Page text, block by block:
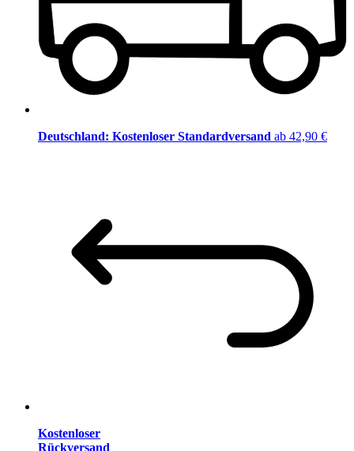
Deutschland: Kostenloser Standardversand ab 42,90 €
Kostenloser
Rückversand